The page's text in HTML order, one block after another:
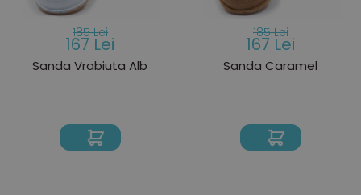
185 Lei
167 Lei
Sanda Vrabiuta Alb
185 Lei
167 Lei
Sanda Caramel